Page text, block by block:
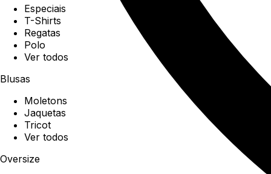
Especiais
T-Shirts
Regatas
Polo
Ver todos
Blusas
Moletons
Jaquetas
Tricot
Ver todos
Oversize